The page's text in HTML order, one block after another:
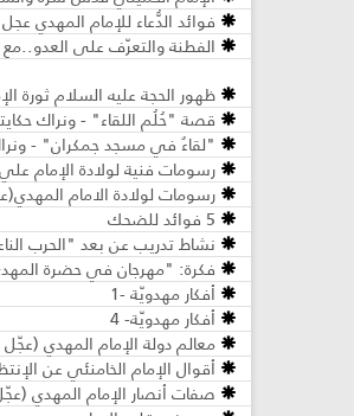
فوائد الدُّعاء للإمام المهدي
الفطنة والتعرّف على
ظهور الحجة عليه السلام ثورة
قصة "حُلُم اللقاء" - ونراك
"لقاءٌ في مسجد جمكران" -
رسومات فنية لولادة الإمام
رسومات لولادة الامام
5 فوائد للضحك
نشاط تدريب عن بعد "الحرب
فكرة: "مهرجان في حضرة
أفكار مهدويّة -1
أفكار مهدويّة- 4
معالم دولة الإمام المهدي (عجّل
أقوال الإمام الخامنئي عن
صفات أنصار الإمام المهدي